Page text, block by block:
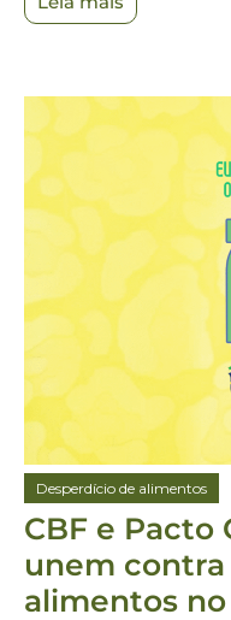
Desperdício de alimentos
CBF e Pacto
unem
alimentos